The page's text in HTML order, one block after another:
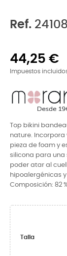
Ref. 24108
44,25 €
Impuestos
Top bikini
nature. Incorpora
pieza de foam y
silicona para una
poder atar al
hipoalergénicas
Composición: 82
Talla